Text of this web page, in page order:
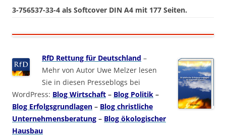
3-756537-33-4 als Softcover DIN A4 mit 177 Seiten.
RfD Rettung für Deutschland –
Mehr von Autor Uwe Melzer lesen
Sie in diesen Presseblogs bei
WordPress: Blog Wirtschaft – Blog Politik –
Blog Erfolgsgrundlagen – Blog christliche
Unternehmensberatung – Blog ökologischer
Hausbau